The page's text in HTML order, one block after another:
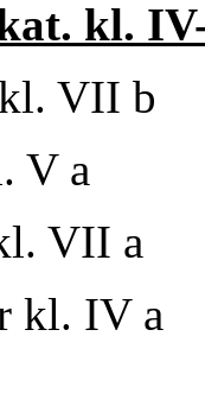
kl.
VII b
V a
VII a
kl. IV a